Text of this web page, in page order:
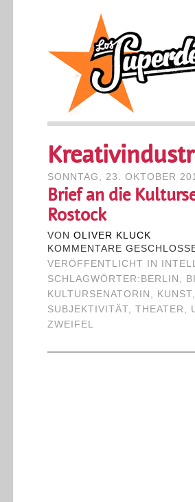
SONNTAG, 23. OKTOBER
Brief an die
Rostock
VON OLIVER KLUCK
KOMMENTARE
VERÖFFENTLICHT IN
SCHLAGWÖRTER: BERLIN ,
KULTURSENATORIN , KUNST,
SUBJEKTIVITÄT, THEATER ,
ZWEIFEL